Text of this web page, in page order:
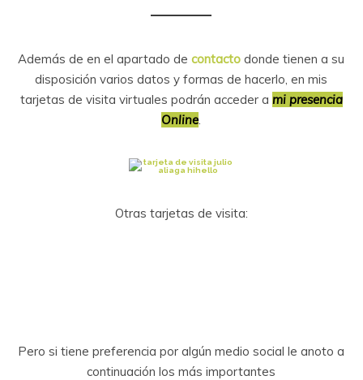
Además de en el apartado decontactodonde tienen a su
disposición varios datos y formas de hacerlo, en mis
tarjetas de visita virtuales podrán acceder a mi presencia
Online.
Otras tarjetas de visita:
Pero si tiene preferencia por algún medio social le anoto a
continuación los más importantes